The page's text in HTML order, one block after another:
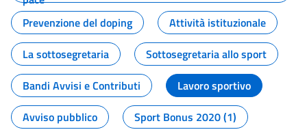
Prevenzione del doping
Attività istituzionale
La sottosegretaria
Sottosegretaria allo sport
Bandi Avvisi e Contributi
Lavoro sportivo
Avviso pubblico
Sport Bonus 2020 (1)